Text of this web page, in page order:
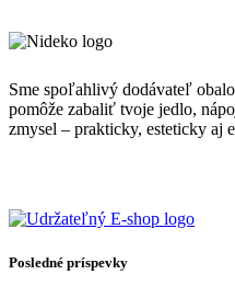
Sme spoľahlivý dodávateľ
pomôže zabaliť tvoje jedlo,
zmysel – prakticky, esteticky aj
Posledné príspevky